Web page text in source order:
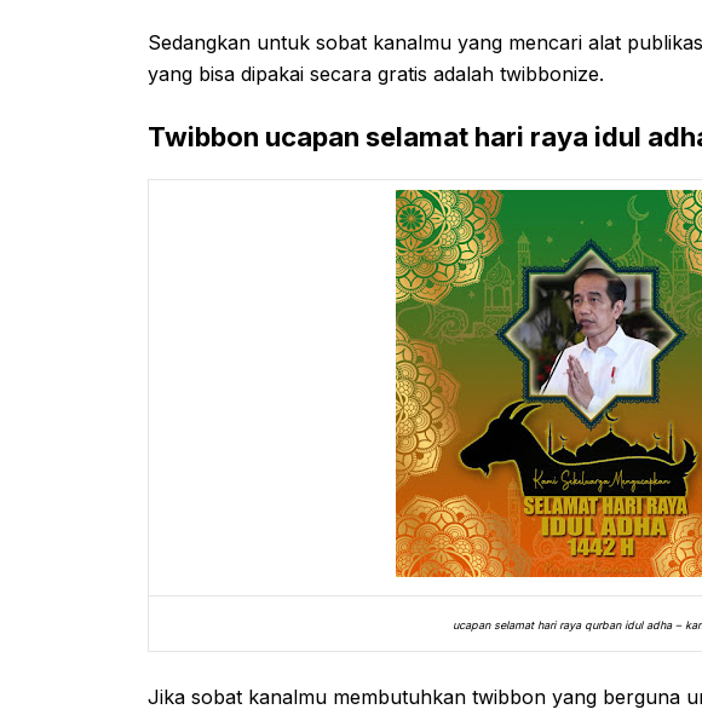
Sedangkan untuk sobat kanalmu yang mencari alat
yang bisa dipakai secara gratis adalah twibbonize.
Twibbon ucapan selamat hari raya idul
ucapan selamat hari raya qurban idul adha –
Jika sobat kanalmu membutuhkan twibbon yang berguna